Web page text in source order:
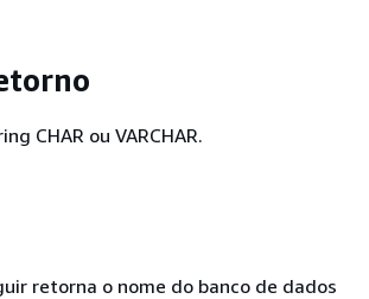
CHAR ou VARCHAR.
retorna o nome do banco de dados